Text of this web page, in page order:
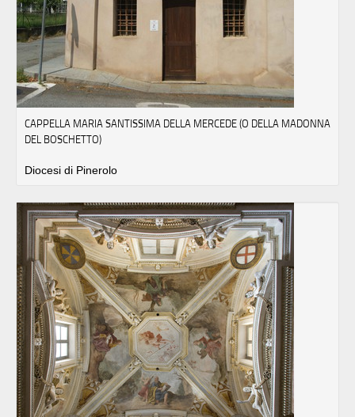
CAPPELLA MARIA SANTISSIMA DELLA MERCEDE (O DELLA MADONNA
DEL BOSCHETTO)
Diocesi di Pinerolo